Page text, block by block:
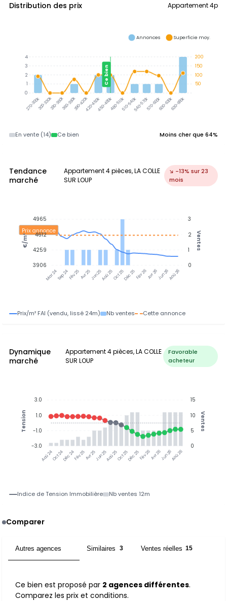
Distribution des prix Appartement 4p
270-300k300-330k330-360k360-390k390-420k420-450k450-480k480-510k510-540k540-570k570-600k600-630k630-660k
Ce bien
200
150
100
50
4
3
2
1
0
Annonces Superficie moy.
En vente (14) Ce bien Moins cher que 64%
Tendance
marché
Appartement 4 pièces, LA COLLE
SUR LOUP
↘ -13% sur 23
mois
Mar 24Sep 24Fév 25Avr 25Jun 25Aoû 25Oct 25Déc 25Fév 26Avr 26Jun 26Aoû 26
Prix annonce
3
2
1
0
Ventes
4965
4612
4259
3906
€/m²
Prix/m² FAI (vendu, lissé 24m) Nb ventes Cette annonce
Dynamique
marché
Appartement 4 pièces, LA COLLE
SUR LOUP
Favorable
acheteur
Aoû 24Oct 24Déc 24Fév 25Avr 25Jun 25Aoû 25Oct 25Déc 25Fév 26Avr 26Jun 26Aoû 26
15
10
5
0
Ventes
3.0
1.0
-1.0
-3.0
Tension
Indice de Tension Immobilière Nb ventes 12m
Comparer
Autres agences Similaires 3 Ventes réelles 15
Ce bien est proposé par 2 agences différentes.
Comparez les prix et conditions.